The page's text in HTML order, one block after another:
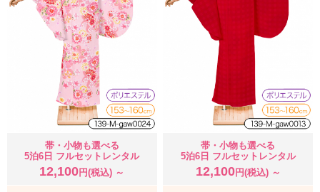
帯・小物も選べる
5泊6日 フルセットレンタル
12,100 円(税込) ～
帯・小物も選べる
5泊6日 フルセットレンタル
12,100円(税込) ～